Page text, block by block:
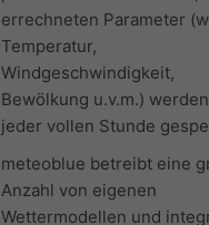
errechneten Parameter
Temperatur,
Windgeschwindigkeit,
Bewölkung u.v.m.)
jeder vollen Stunde
meteoblue betreibt eine
Anzahl von eigenen
Wettermodellen und